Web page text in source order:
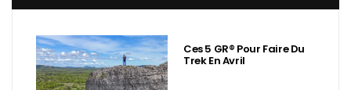
Ces 5 GR® Pour Faire Du
Trek En Avril